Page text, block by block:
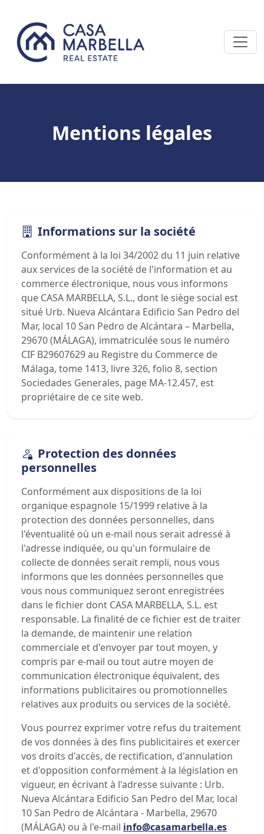
Mentions légales
Informations sur la société
Conformément à la loi 34/2002 du 11 juin relative
aux services de la société de l'information et au
commerce électronique, nous vous informons
que CASA MARBELLA, S.L., dont le siège social est
situé Urb. Nueva Alcántara Edificio San Pedro del
Mar, local 10 San Pedro de Alcántara – Marbella,
29670 (MÁLAGA), immatriculée sous le numéro
CIF B29607629 au Registre du Commerce de
Málaga, tome 1413, livre 326, folio 8, section
Sociedades Generales, page MA-12.457, est
propriétaire de ce site web.
Protection des données
personnelles
Conformément aux dispositions de la loi
organique espagnole 15/1999 relative à la
protection des données personnelles, dans
l'éventualité où un e-mail nous serait adressé à
l'adresse indiquée, ou qu'un formulaire de
collecte de données serait rempli, nous vous
informons que les données personnelles que
vous nous communiquez seront enregistrées
dans le fichier dont CASA MARBELLA, S.L. est
responsable. La finalité de ce fichier est de traiter
la demande, de maintenir une relation
commerciale et d'envoyer par tout moyen, y
compris par e-mail ou tout autre moyen de
communication électronique équivalent, des
informations publicitaires ou promotionnelles
relatives aux produits ou services de la société.
Vous pourrez exprimer votre refus du traitement
de vos données à des fins publicitaires et exercer
vos droits d'accès, de rectification, d'annulation
et d'opposition conformément à la législation en
vigueur, en écrivant à l'adresse suivante : Urb.
Nueva Alcántara Edificio San Pedro del Mar, local
10 San Pedro de Alcántara - Marbella, 29670
(MÁLAGA) ou à l'e-mail info@casamarbella.es